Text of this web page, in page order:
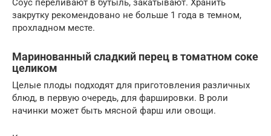
Соус переливают в бутыль, закатывают. Хранить
закрутку рекомендовано не больше 1 года в темном,
прохладном месте.
Маринованный сладкий перец в томатном соке
целиком
Целые плоды подходят для приготовления различных
блюд, в первую очередь, для фаршировки. В роли
начинки может быть мясной фарш или овощи.